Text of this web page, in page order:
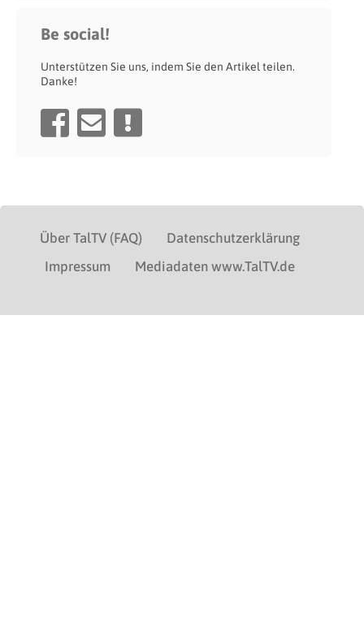
Be social!
Unterstützen Sie uns, indem Sie den Artikel teilen.
Danke!
Über TalTV (FAQ)
Datenschutzerklärung
Impressum
Mediadaten www.TalTV.de